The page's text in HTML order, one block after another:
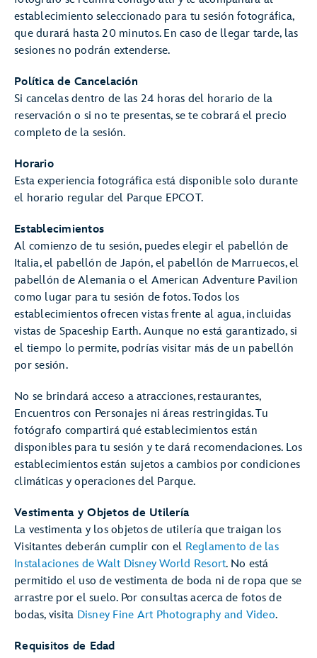
establecimiento seleccionado para tu sesión fotográfica,
que durará hasta 20 minutos. En caso de llegar tarde, las
sesiones no podrán extenderse.
Política de Cancelación
Si cancelas dentro de las 24 horas del horario de la
reservación o si no te presentas, se te cobrará el precio
completo de la sesión.
Horario
Esta experiencia fotográfica está disponible solo durante
el horario regular del Parque EPCOT.
Establecimientos
Al comienzo de tu sesión, puedes elegir el pabellón de
Italia, el pabellón de Japón, el pabellón de Marruecos, el
pabellón de Alemania o el American Adventure Pavilion
como lugar para tu sesión de fotos. Todos los
establecimientos ofrecen vistas frente al agua, incluidas
vistas de Spaceship Earth. Aunque no está garantizado, si
el tiempo lo permite, podrías visitar más de un pabellón
por sesión.
No se brindará acceso a atracciones, restaurantes,
Encuentros con Personajes ni áreas restringidas. Tu
fotógrafo compartirá qué establecimientos están
disponibles para tu sesión y te dará recomendaciones. Los
establecimientos están sujetos a cambios por condiciones
climáticas y operaciones del Parque.
Vestimenta y Objetos de Utilería
La vestimenta y los objetos de utilería que traigan los
Visitantes deberán cumplir con el Reglamento de las
Instalaciones de Walt Disney World Resort. No está
permitido el uso de vestimenta de boda ni de ropa que se
arrastre por el suelo. Por consultas acerca de fotos de
bodas, visita Disney Fine Art Photography and Video.
Requisitos de Edad